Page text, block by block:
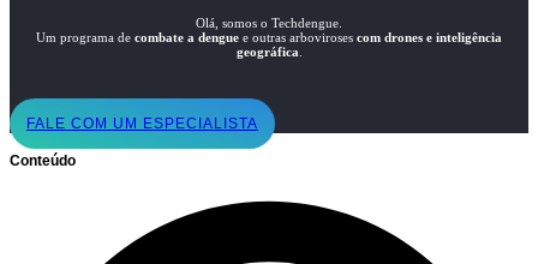
Olá, somos o Techdengue.
Um programa de combate a dengue e outras arboviroses com drones e inteligência
geográfica
FALE COM UM ESPECIALISTA
Conteúdo